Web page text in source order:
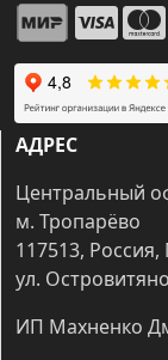
АДРЕС
Центральный
м. Тропарёво
117513,
ул.
ИП Махненко